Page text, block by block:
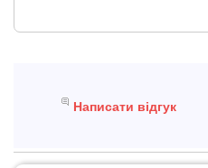
Написати відгук